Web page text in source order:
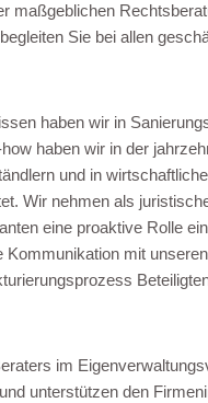
maßgeblichen
Sie bei allen
haben wir in
haben wir in der
und in
Wir nehmen als
eine proaktive Rolle
Kommunikation mit
im
unterstützen den